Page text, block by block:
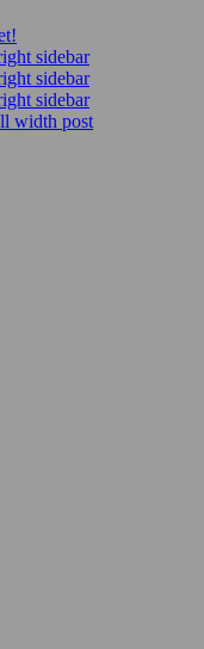
sidebar
sidebar
sidebar
width post